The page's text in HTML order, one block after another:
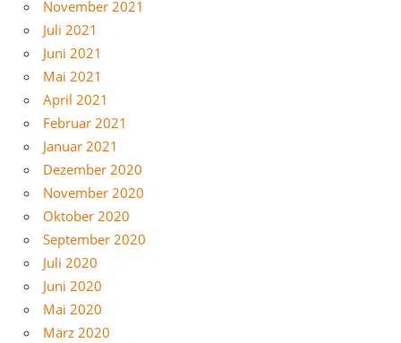
November 2021
Juli 2021
Juni 2021
Mai 2021
April 2021
Februar 2021
Januar 2021
Dezember 2020
November 2020
Oktober 2020
September 2020
Juli 2020
Juni 2020
Mai 2020
März 2020